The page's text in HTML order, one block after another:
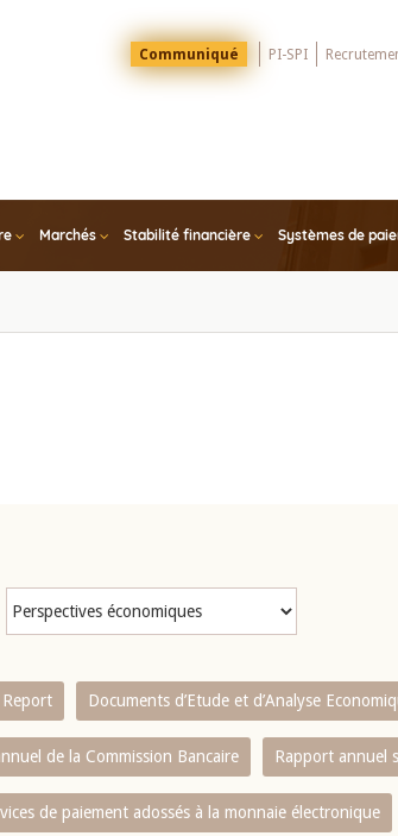
Menu
Top
Communiqué PI-SPI
Marchés Stabilité financière Systèmes de
Documents d’Etude et d’Analyse
de la Commission Bancaire Rapport annuel
de paiement adossés à la monnaie électronique